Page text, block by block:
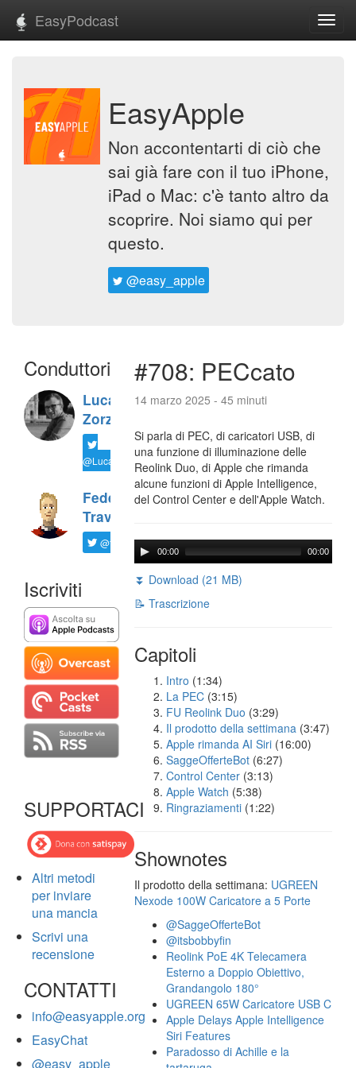
EasyPodcast
EasyApple
Non accontentarti di ciò che
sai già fare con il tuo iPhone,
iPad o Mac: c'è tanto altro da
scoprire. Noi siamo qui per
questo.
@easy_apple
Conduttori
Luca
Zorzi
@LucaTNT
Federico
Travaini
@ftrava
Iscriviti
SUPPORTACI
Altri metodi
per inviare
una mancia
Scrivi una
recensione
CONTATTI
info@easyapple.org
EasyChat
@easy_apple
#708: PECcato
14 marzo 2025 - 45 minuti
Si parla di PEC, di caricatori USB, di
una funzione di illuminazione delle
Reolink Duo, di Apple che rimanda
alcune funzioni di Apple Intelligence,
del Control Center e dell'Apple Watch.
00:00 00:00
⏬ Download (21 MB)
📝 Trascrizione
Capitoli
Intro (1:34)
La PEC (3:15)
FU Reolink Duo (3:29)
Il prodotto della settimana (3:47)
Apple rimanda AI Siri (16:00)
SaggeOfferteBot (6:27)
Control Center (3:13)
Apple Watch (5:38)
Ringraziamenti (1:22)
Shownotes
Il prodotto della settimana: UGREEN
Nexode 100W Caricatore a 5 Porte
@SaggeOfferteBot
@itsbobbyfin
Reolink PoE 4K Telecamera
Esterno a Doppio Obiettivo,
Grandangolo 180°
UGREEN 65W Caricatore USB C
Apple Delays Apple Intelligence
Siri Features
Paradosso di Achille e la